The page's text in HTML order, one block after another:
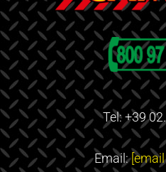
Tel: +39
Email: